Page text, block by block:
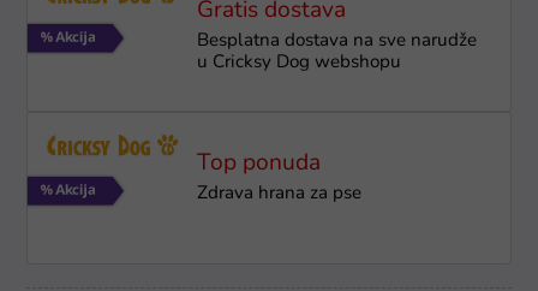
Gratis dostava
Besplatna dostava na sve narudže
u Cricksy Dog webshopu
Top ponuda
Zdrava hrana za pse